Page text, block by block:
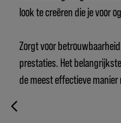
look te creëren die je voor
Zorgt voor
prestaties. Het
de meest effectieve manier